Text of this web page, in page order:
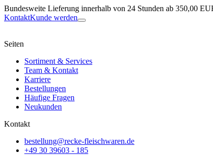
Bundesweite Lieferung innerhalb von 24 Stunden ab 350,00
KontaktKunde werden
Seiten
Sortiment & Services
Team & Kontakt
Karriere
Bestellungen
Häufige Fragen
Neukunden
Kontakt
bestellung@recke-fleischwaren.de
+49 30 39603 - 185